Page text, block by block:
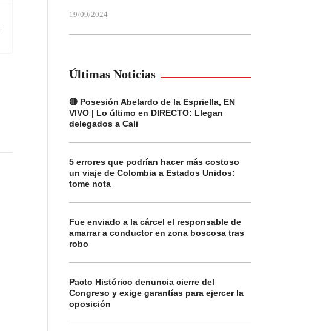
19/09/2024
Últimas Noticias
🔴 Posesión Abelardo de la Espriella, EN
VIVO | Lo último en DIRECTO: Llegan
delegados a Cali
5 errores que podrían hacer más costoso
un viaje de Colombia a Estados Unidos:
tome nota
Fue enviado a la cárcel el responsable de
amarrar a conductor en zona boscosa tras
robo
Pacto Histórico denuncia cierre del
Congreso y exige garantías para ejercer la
oposición